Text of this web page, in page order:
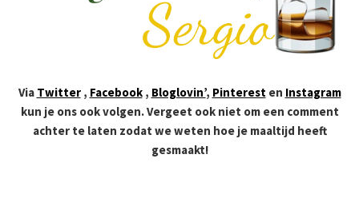
Via Twitter, Facebook, Bloglovin’, Pinteresten Instagram
kun je ons ook volgen. Vergeet ook niet om een comment
achter te laten zodat we weten hoe je maaltijd heeft
gesmaakt!